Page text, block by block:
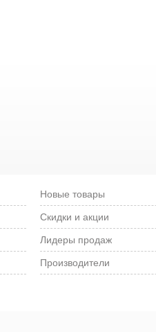
Новые товары
Скидки и акции
Лидеры продаж
Производители